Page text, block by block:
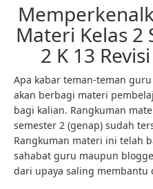
Materi Kelas 2
2 K 13
Apa kabar teman-teman
akan berbagi materi
bagi kalian. Rangkuman
semester 2 (genap) sudah
Rangkuman materi ini telah
sahabat guru maupun
dari upaya saling membantu